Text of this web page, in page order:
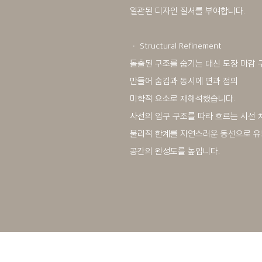
일관된 디자인 질서를 부여합니다.
ㆍ Structural Refinement
돌출된 구조를 숨기는 대신 도장 마감
만들어 숨김과 동시에 면과 점의
미학적 요소로 재해석했습니다.
사선의 입구 구조를 따라 흐르는 시선
물리적 한계를 자연스러운 동선으로 유
공간의 완성도를 높입니다.